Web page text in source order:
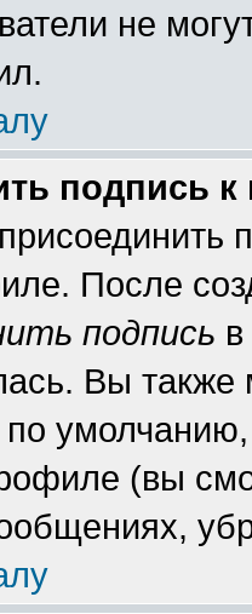
не
подпись
После
подпись
Вы
(вы